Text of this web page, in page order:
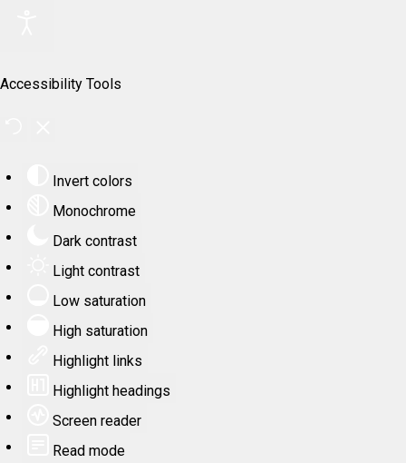
Accessibility Tools
Invert colors
Monochrome
Dark contrast
Light contrast
Low saturation
High saturation
Highlight links
Highlight headings
Screen reader
Read mode